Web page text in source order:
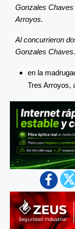
Gonzales Chaves
Arroyos.
Al concurrieron
Gonzales Chaves.
en la
Tres Arroyos,